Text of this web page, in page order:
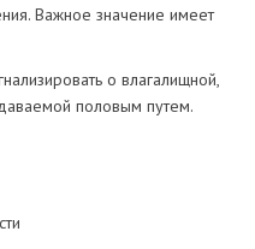
Важное значение имеет
о влагалищной,
половым путем.